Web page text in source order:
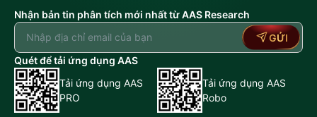
Nhận bản tin phân tích mới nhất từ AAS Research
GỬI
Quét để tải ứng dụng AAS
Tải ứng dụng AAS
PRO
Tải ứng dụng AAS
Robo